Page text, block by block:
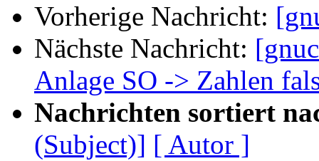
Vorherige Nachricht:
Nächste Nachricht:
Anlage SO -> Zahlen
Nachrichten sortiert
(Subject)] [ Autor ]